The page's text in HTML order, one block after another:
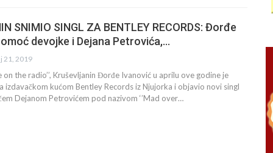
SNIMIO SINGL ZA BENTLEY RECORDS: Đorđe
devojke i Dejana Petrovića,…
21, 2019
on the radio’’, Kruševljanin Đorđe Ivanović u aprilu ove godine je
izdavačkom kućom Bentley Records iz Njujorka i objavio novi singl
Dejanom Petrovićem pod nazivom ‘’Mad over…